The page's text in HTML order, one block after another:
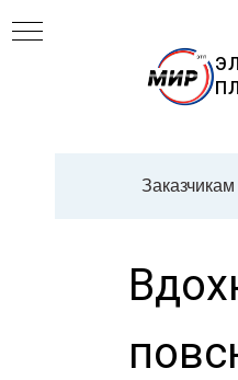
Заказчикам